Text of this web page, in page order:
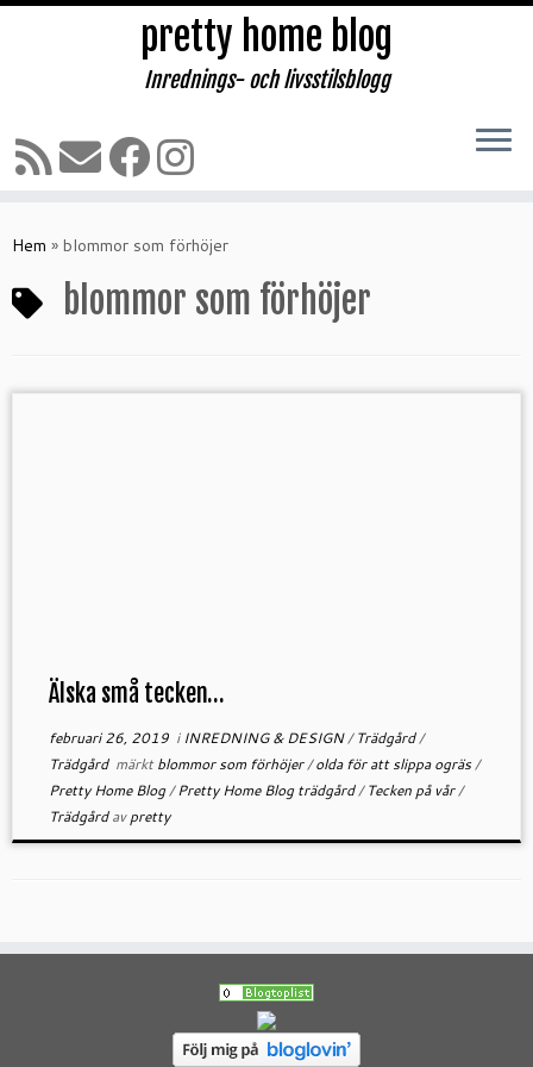
till
pretty home blog
Inrednings- och livsstilsblogg
Hem » blommor som förhöjer
blommor som förhöjer
Älska små tecken…
februari 26, 2019i INREDNING & DESIGN/Trädgård/
Trädgård märktblommor som förhöjer/olda för att slippa ogräs/
Pretty Home Blog/Pretty Home Blog trädgård/Tecken på vår/
Trädgårdavpretty